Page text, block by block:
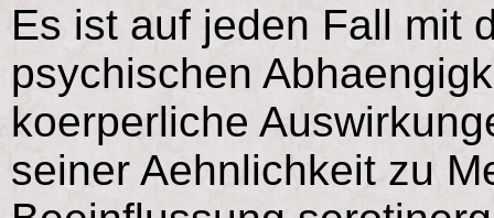
Es ist auf jeden Fall mit
psychischen
koerperliche
seiner Aehnlichkeit zu